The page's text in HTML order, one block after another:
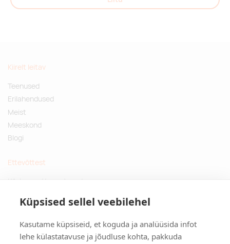
Küpsised sellel veebilehel
Kasutame küpsiseid, et koguda ja analüüsida infot
lehe külastatavuse ja jõudluse kohta, pakkuda
Kiirelt leitav
Teenused
Erilahendused
Meist
Meeskond
Blogi
Ettevõttest
Küsimused ja vastused
Privaatsuspoliitika
Kontakt